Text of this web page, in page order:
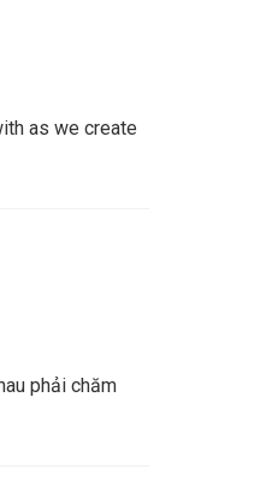
as we create
phải chăm